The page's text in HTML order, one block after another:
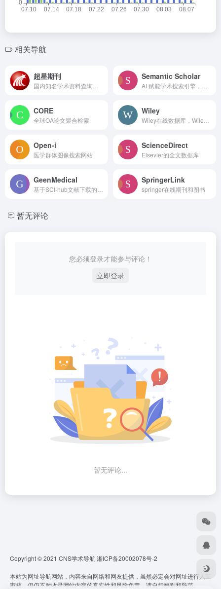
相关导航
超星期刊 Semantic Scholar
CORE
全球OA论文聚合检索
Wiley
Open-i
医学群体图像搜索网站
ScienceDirect
Elsevier的全文数据库
GeenMedical SpringerLink
springer在线期刊和图书
暂无评论
您必须登录才能参与评论！
立即登录
暂无评论...
Copyright © 2021 CNS学术导航湘ICP备20002078号-2
本站为网址导航网站，内容来自网络和网友提供，虽然必定会对网址进行人工
审核，但仍不对收录网站内容的真实性和风险负责，请自行辨别和防范。